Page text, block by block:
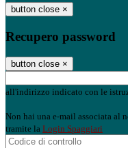
button close ×
Recupero password
button close ×
all'indirizzo indicato con le
Non hai una e-mail associata al
tramite la Login Spaggiari